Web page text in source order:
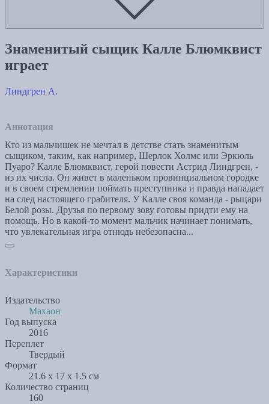
Знаменитый сыщик Калле Блюмквист
играет
Линдгрен А.
Аннотация
Кто из мальчишек не мечтал в детстве стать знаменитым
сыщиком, таким, как например, Шерлок Холмс или Эркюль
Пуаро? Калле Блюмквист, герой повести Астрид Линдгрен, -
из их числа. Он живет в маленьком провинциальном городке
и в своем стремлении поймать преступника и правда нападает
на след настоящего грабителя. У Калле своя команда - рыцари
Белой розы. Друзья по первому зову готовы придти ему на
помощь. Но в какой-то момент мальчик начинает понимать,
что увлекательная игра отнюдь небезопасна...
Характеристики
Издательство
Махаон
Год выпуска
2016
Переплет
Твердый
Формат
21.6 x 17 x 1.5 см
Количество страниц
160